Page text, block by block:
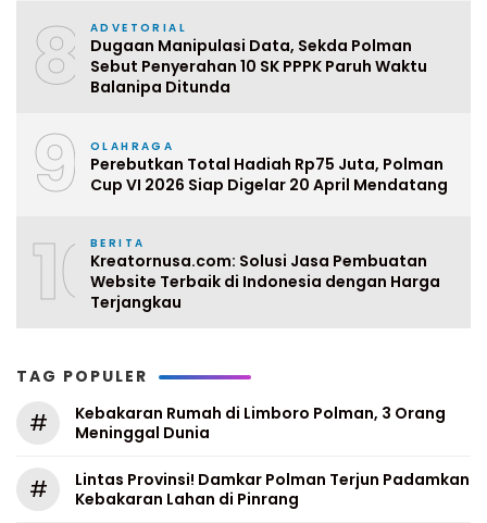
8 ADVETORIAL
Dugaan Manipulasi Data, Sekda Polman
Sebut Penyerahan 10 SK PPPK Paruh Waktu
Balanipa Ditunda
9 OLAHRAGA
Perebutkan Total Hadiah Rp75 Juta, Polman
Cup VI 2026 Siap Digelar 20 April Mendatang
10BERITA
Kreatornusa.com: Solusi Jasa Pembuatan
Website Terbaik di Indonesia dengan Harga
Terjangkau
TAG POPULER
#
Kebakaran Rumah di Limboro Polman, 3 Orang
Meninggal Dunia
#
Lintas Provinsi! Damkar Polman Terjun Padamkan
Kebakaran Lahan di Pinrang